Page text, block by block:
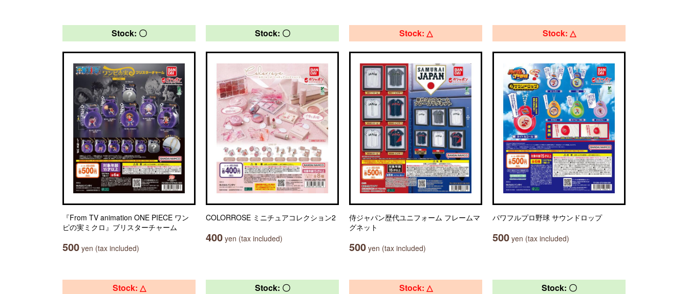
Stock: 〇
『From TV animation ONE PIECE ワン
ピの実ミクロ』ブリスターチャーム
500 yen (tax included)
Stock: 〇
COLORROSE ミニチュアコレクション2
400 yen (tax included)
Stock: △
侍ジャパン歴代ユニフォーム フレームマ
グネット
500 yen (tax included)
Stock: △
パワフルプロ野球 サウンドロップ
500 yen (tax included)
Stock: △ Stock: 〇 Stock: △ Stock: 〇